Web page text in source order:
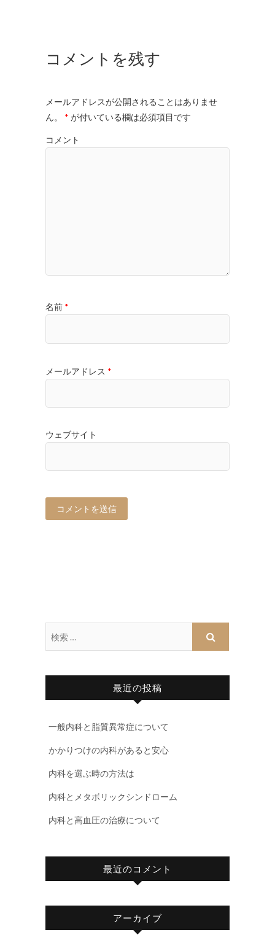
コメントを残す
メールアドレスが公開されることはありませ
ん。
* が付いている欄は必須項目です
コメント
名前 *
メールアドレス *
ウェブサイト
最近の投稿
一般内科と脂質異常症について
かかりつけの内科があると安心
内科を選ぶ時の方法は
内科とメタボリックシンドローム
内科と高血圧の治療について
最近のコメント
アーカイブ